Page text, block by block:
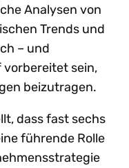
Analysen von
Trends und
– und
sein,
beizutragen.
dass fast sechs
führende Rolle